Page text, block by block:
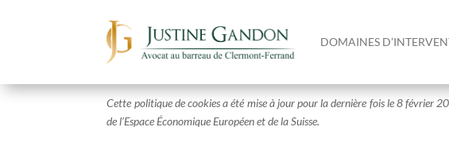
DOMAINES
Politique de cookies (UE)
Cette politique de cookies a été mise à jour pour la dernière fois le 8 février
de l’Espace Économique Européen et de la Suisse.